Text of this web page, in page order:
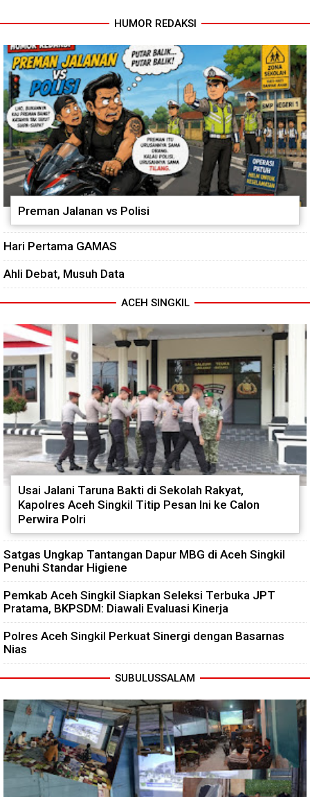
HUMOR REDAKSI
Preman Jalanan vs Polisi
Hari Pertama GAMAS
Ahli Debat, Musuh Data
ACEH SINGKIL
Usai Jalani Taruna Bakti di Sekolah Rakyat,
Kapolres Aceh Singkil Titip Pesan Ini ke Calon
Perwira Polri
Satgas Ungkap Tantangan Dapur MBG di Aceh Singkil
Penuhi Standar Higiene
Pemkab Aceh Singkil Siapkan Seleksi Terbuka JPT
Pratama, BKPSDM: Diawali Evaluasi Kinerja
Polres Aceh Singkil Perkuat Sinergi dengan Basarnas
Nias
SUBULUSSALAM